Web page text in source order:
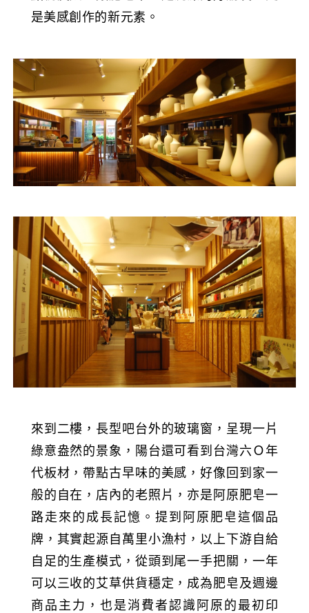
是美感創作的新元素。
來到二樓，長型吧台外的玻璃窗，呈現一片
綠意盎然的景象，陽台還可看到台灣六Ｏ年
代板材，帶點古早味的美感，好像回到家一
般的自在，店內的老照片，亦是阿原肥皂一
路走來的成長記憶。提到阿原肥皂這個品
牌，其實起源自萬里小漁村，以上下游自給
自足的生產模式，從頭到尾一手把關，一年
可以三收的艾草供貨穩定，成為肥皂及週邊
商品主力，也是消費者認識阿原的最初印